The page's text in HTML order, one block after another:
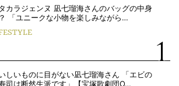
カラジェンヌ 凪七瑠海さんのバッグの中身
「ユニークな小物を楽しみながら…
しいものに目がない凪七瑠海さん 「エビの
司は断然生派です」【宝塚歌劇団O…